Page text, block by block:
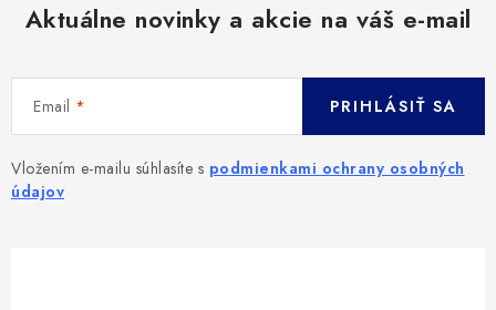
Aktuálne novinky a akcie na váš e-mail
Email
Vložením e-mailu súhlasíte s podmienkami ochrany osobných
údajov
PRIHLÁSIŤ SA